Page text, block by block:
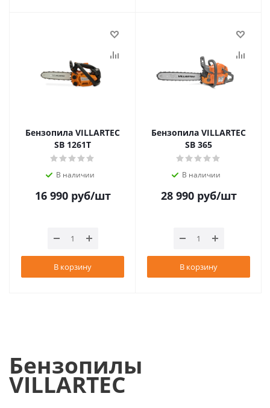
Бензопила VILLARTEC
SB 1261T
В наличии
16 990руб/шт
В корзину
Бензопила VILLARTEC
SB 365
В наличии
28 990руб/шт
В корзину
Бензопилы
VILLARTEC